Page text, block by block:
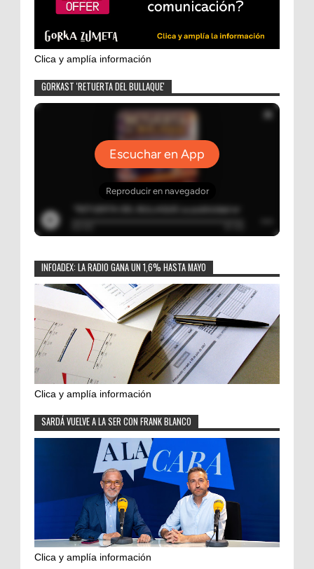
Clica y amplía información
GORKAST 'RETUERTA DEL BULLAQUE'
INFOADEX: LA RADIO GANA UN 1,6% HASTA MAYO
Clica y amplía información
SARDÁ VUELVE A LA SER CON FRANK BLANCO
Clica y amplía información